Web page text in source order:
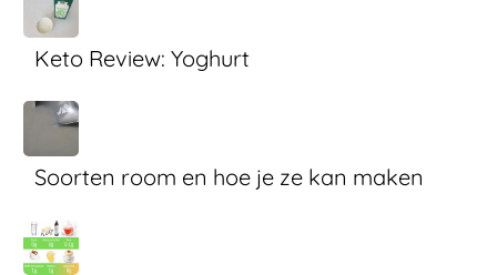
Keto Review: Yoghurt
Soorten room en hoe je ze kan maken